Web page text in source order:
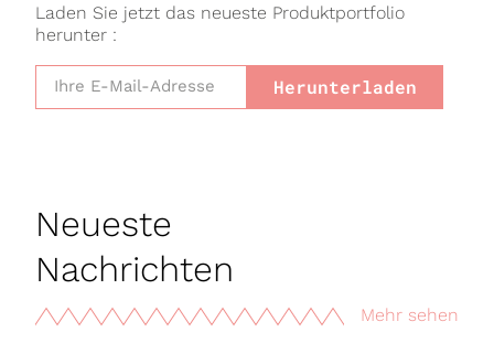
Laden Sie jetzt das neueste Produktportfolio
herunter :
Herunterladen
Neueste
Nachrichten
Mehr sehen